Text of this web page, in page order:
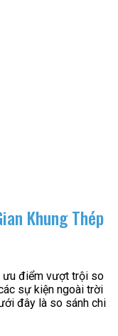
Khung Thép
ưu điểm vượt trội so
sự kiện ngoài trời
đây là so sánh chi